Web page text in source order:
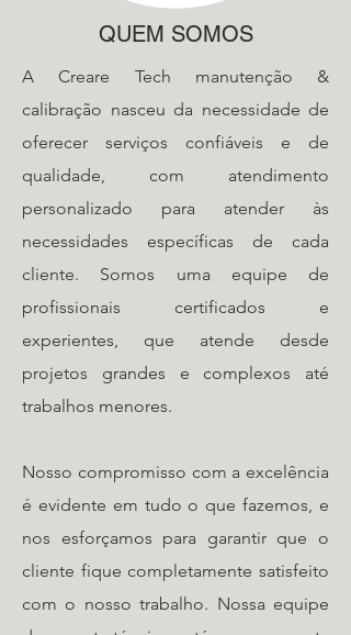
QUEM SOMOS
A Creare Tech manutenção &
calibração nasceu da necessidade de
oferecer serviços confiáveis e de
qualidade, com atendimento
personalizado para atender às
necessidades específicas de cada
cliente. Somos uma equipe de
profissionais certificados e
experientes, que atende desde
projetos grandes e complexos até
trabalhos menores.
Nosso compromisso com a excelência
é evidente em tudo o que fazemos, e
nos esforçamos para garantir que o
cliente fique completamente satisfeito
com o nosso trabalho. Nossa equipe